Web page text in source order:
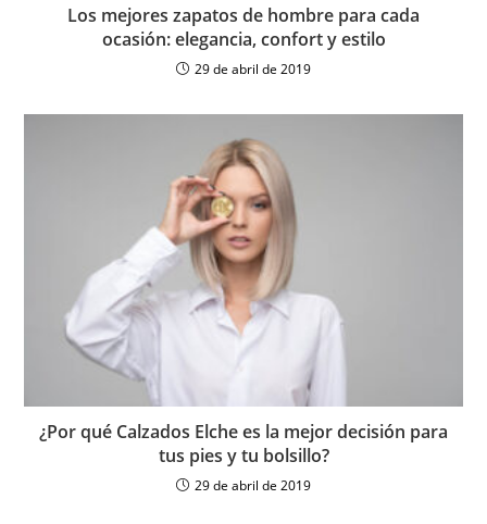
Los mejores zapatos de hombre para cada
ocasión: elegancia, confort y estilo
29 de abril de 2019
¿Por qué Calzados Elche es la mejor decisión para
tus pies y tu bolsillo?
29 de abril de 2019